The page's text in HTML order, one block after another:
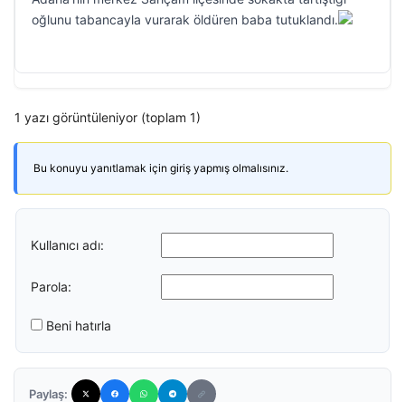
oğlunu tabancayla vurarak öldüren baba tutuklandı.
1 yazı görüntüleniyor (toplam 1)
Bu konuyu yanıtlamak için giriş yapmış olmalısınız.
Kullanıcı adı:
Parola:
Beni hatırla
Paylaş: